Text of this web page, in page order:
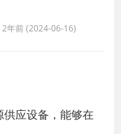
2年前 (2024-06-16)
应设备，能够在